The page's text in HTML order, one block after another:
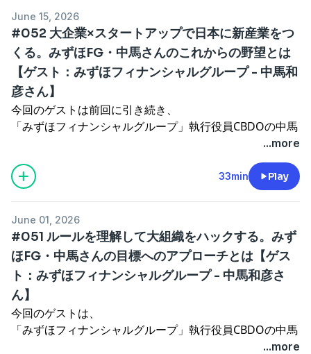
・圧倒的没入感を生み出す映画館での「5.1ch」という体
験
●映画『我々は宇宙人』公式 - NOTHING NEW
https://nothingnew.film/wearealiens/
●ゲスト紹介
1996年10月14日生まれ埼玉県出身、アニメーション作
家。東京藝術大学デザイン学科卒業後、アニメ制作会社に
ダクトPVのディレクション等を経てアニメーション作家
になる。実写素材や立体のマテリアルをアニメーションに
融合させる独特の映像スタイルによって重厚感のある作品
を作り上げる。主な代表作はYOASOBI 優しい彗星MV(TV
アニメ BEASTARS第2期ED)等。
●番組へのメッセージフォーム
https://forms.gle/HsggHGEzxZhgJBkQ8
・ZOZOグループとのリアルシナジーとPMI
・ソフトウェアと物理オペレーションが共鳴するカルチャ
ー
・毎年10%以上成長する「香り市場」の余白
・2026年最新ファッションの変革とリベラルの揺り戻し
・DD期間中に30代スタートダッシュとして行なった筋ト
レ
・経営者たちのトレーニング論と「習慣化フォーマット」
・成功者が陥る「成長するもの」への逃避
・AI時代における「ふわふわした生情報」の絶対的価値
●ゲスト紹介
南木 将宏
https://x.com/Mnanki7?s=20
1996年生まれ。東京出身。早稲田大学創造理工学部経営
システム工学科2019年卒。大学在学中にビジネスに興味
を持ち、ベンチャー企業2社でのインターンを経験。2017
年6月に株式会社High Linkを創業し、香りを楽しむ原体験
から2019年1月より「カラリア」を運営。カラリアの事業
June 15, 2026
#052 大企業×スタートアップで日本に新産業をつ
くる。みずほFG・中馬さんのこれからの野望とは
【ゲスト：みずほフィナンシャルグループ - 中馬和
彦さん】
今回のゲストは前回に引き続き、
「みずほフィナンシャルグループ」執行役員CBDOの中馬
みずほフィナンシャルグループ で１年間取り組まれたこ
と、
いま中馬さんが熱いと思う産業、これからしていきたい仕
色々とお話をお聞きします。
●エピソード詳細
・CVCの目的とは
・「創る」のではなく「見つける」新規事業
・「探索投資」の普遍性について
・「個社」での限界と「群れ」の必要性
...more
33min Play
June 01, 2026
#051 ルールを理解して大組織をハックする。みず
ほFG・中馬さんの目標へのアプローチとは【ゲス
ト：みずほフィナンシャルグループ - 中馬和彦さ
ん】
今回のゲストは、
「みずほフィナンシャルグループ」執行役員CBDOの中馬
...more